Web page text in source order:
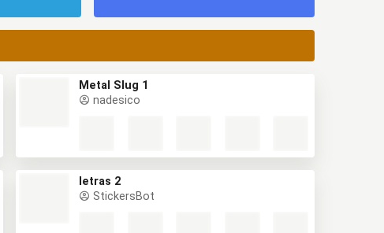
Metal Slug 1
nadesico
letras 2
StickersBot